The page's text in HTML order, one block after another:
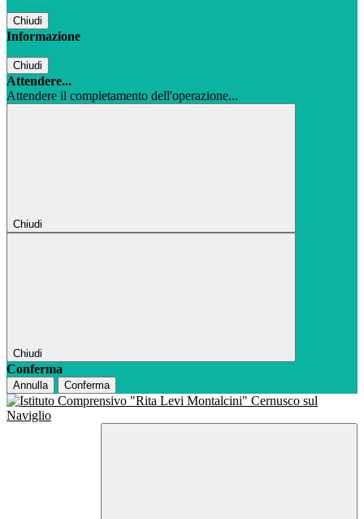
Chiudi
Informazione
Chiudi
Attendere...
Attendere il completamento dell'operazione...
Chiudi
Chiudi
Conferma
Annulla Conferma